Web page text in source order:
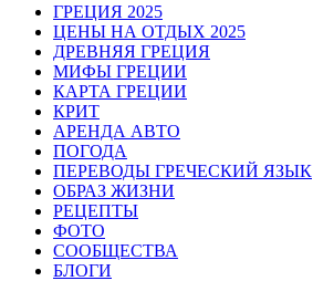
ГРЕЦИЯ 2025
ЦЕНЫ НА ОТДЫХ 2025
ДРЕВНЯЯ ГРЕЦИЯ
МИФЫ ГРЕЦИИ
КАРТА ГРЕЦИИ
КРИТ
АРЕНДА АВТО
ПОГОДА
ПЕРЕВОДЫ ГРЕЧЕСКИЙ ЯЗЫК
ОБРАЗ ЖИЗНИ
РЕЦЕПТЫ
ФОТО
СООБЩЕСТВА
БЛОГИ